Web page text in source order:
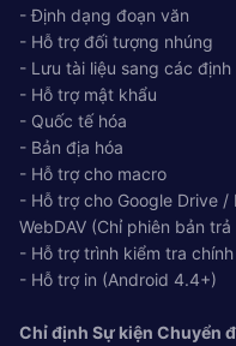
- Định dạng đoạn văn
- Hỗ trợ đối tượng nhúng
- Lưu tài liệu sang các
- Hỗ trợ mật khẩu
- Quốc tế hóa
- Bản địa hóa
- Hỗ trợ cho macro
- Hỗ trợ cho Google Drive
WebDAV (Chỉ phiên bản trả
- Hỗ trợ trình kiểm tra
- Hỗ trợ in (Android 4.4+)
Chỉ định Sự kiện Chuyển